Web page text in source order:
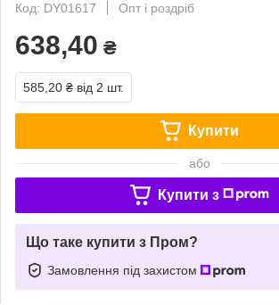
Код: DY01617
Опт і роздріб
638,40 ₴
585,20 ₴ від 2 шт.
Купити
або
Купити з
Що таке купити з Пром?
Замовлення під захистом